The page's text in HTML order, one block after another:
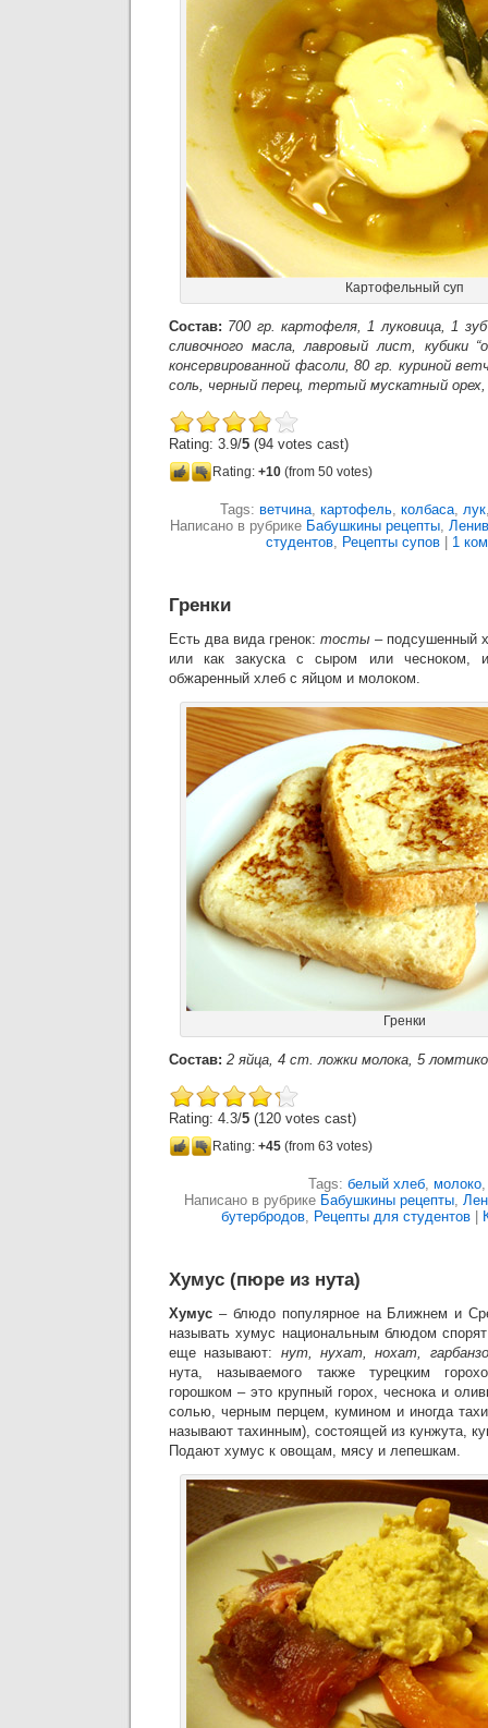
Картофельный суп
Состав: 700 гр. картофеля, 1 луковица, 1
сливочного масла, лавровый лист, кубики
консервированной фасоли, 80 гр. куриной
соль, черный перец, тертый мускатный
Rating: 3.9/5 (94 votes cast)
Rating: +10 (from 50 votes)
Tags: ветчина, картофель, колбаса, лук
Написано в рубрике Бабушкины рецепты,
студентов, Рецепты супов 1
Гренки
Есть два вида гренок: тосты – подсушенный
или как закуска с сыром или
обжаренный хлеб с яйцом и молоком.
Гренки
Состав: 2 яйца, 4 ст. ложки молока, 5
Rating: 4.3/5 (120 votes cast)
Rating: +45 (from 63 votes)
Tags: белый хлеб, молоко
Написано в рубрике Бабушкины рецепты,
бутербродов, Рецепты для студентов
Хумус (пюре из нута)
Хумус – блюдо популярное на Ближнем и
называть хумус национальным блюдом
еще называют: нут, нухат, нохат,
нута, называемого также турецким
горошком – это крупный горох, чеснока и
солью, черным перцем, кумином и иногда
называют тахинным), состоящей из кунжута,
Подают хумус к овощам, мясу и лепешкам.